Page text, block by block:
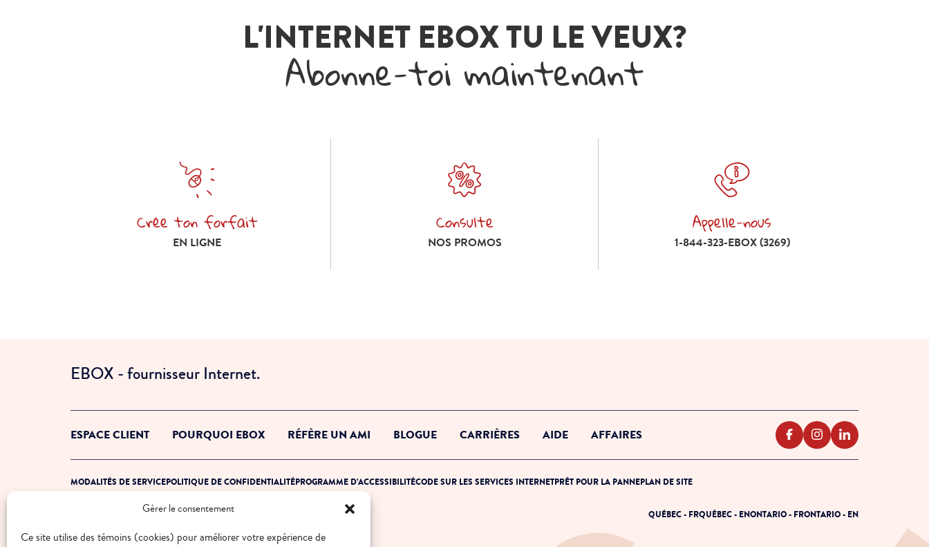
Gérer le consentement
Ce site utilise des témoins (cookies) pour améliorer votre expérience de
L'INTERNET EBOX TU LE VEUX?
Abonne-toi maintenant
Crée ton forfait
Crée ton forfait en ligne
EN LIGNE
Consulte
Consulte nos promos
NOS PROMOS
Appelle-nous
Appelle-nous 1-844-323-EBOX (3269)
1-844-323-EBOX (3269)
EBOX - fournisseur Internet.
ESPACE CLIENT POURQUOI EBOX RÉFÈRE UN AMI BLOGUE CARRIÈRES AIDE AFFAIRES
MODALITÉS DE SERVICEPOLITIQUE DE CONFIDENTIALITÉPROGRAMME D’ACCESSIBILITÉCODE SUR LES SERVICES INTERNETPRÊT POUR LA PANNEPLAN DE SITE
© 2026 EBOX. Tous droits réservés. QUÉBEC - FRQUÉBEC - ENONTARIO - FRONTARIO - EN